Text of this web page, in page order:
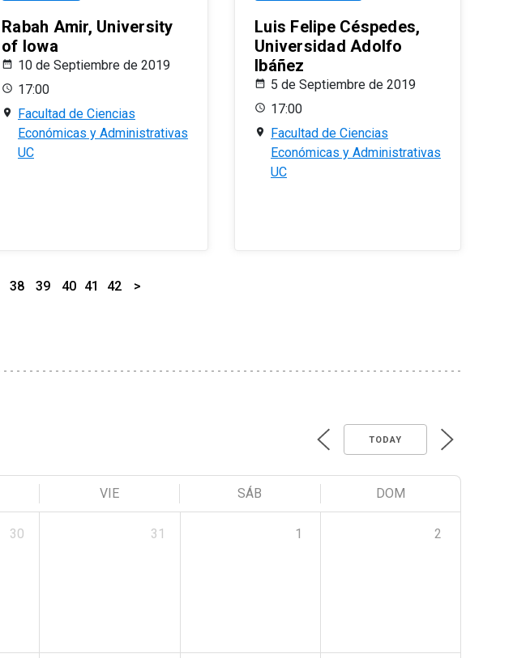
Rabah Amir, University
of Iowa
10 de Septiembre de 2019
17:00
Facultad de Ciencias
Económicas y Administrativas
UC
Luis Felipe Céspedes,
Universidad Adolfo
Ibáñez
5 de Septiembre de 2019
17:00
Facultad de Ciencias
Económicas y Administrativas
UC
38 39 40 41 42 >
TODAY
VIE SÁB DOM
30 31 1 2